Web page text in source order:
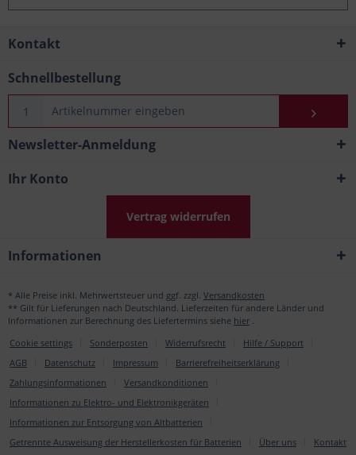
Kontakt
Schnellbestellung
Newsletter-Anmeldung
Ihr Konto
Vertrag widerrufen
Informationen
* Alle Preise inkl. Mehrwertsteuer und ggf. zzgl. Versandkosten
** Gilt für Lieferungen nach Deutschland. Lieferzeiten für andere Länder und
Informationen zur Berechnung des Liefertermins siehe hier
Cookie settings
Sonderposten Widerrufsrecht
Hilfe / Support
AGB
Datenschutz Impressum
Barrierefreiheitserklärung
Zahlungsinformationen
Versandkonditionen
Informationen zu Elektro- und Elektronikgeräten
Informationen zur Entsorgung von Altbatterien
Getrennte Ausweisung der Herstellerkosten für Batterien
Über uns Kontakt